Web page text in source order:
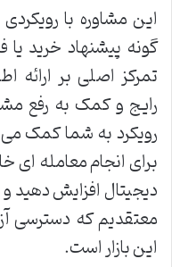
این مشاوره با
گونه پیشنهاد خرید
تمرکز اصلی بر ارائه
رایج و کمک به رفع
رویکرد به شما کمک می
برای انجام معامله ای
دیجیتال افزایش دهید
معتقدیم که دسترسی
این بازار است.